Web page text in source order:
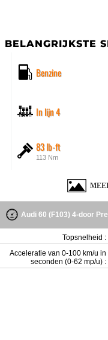
BELANGRIJKSTE
Benzine
In lijn 4
83 lb-ft
113 Nm
Audi 60 (F103) 4-door
Topsnelheid :
Acceleratie van 0-100 km/u in
seconden (0-62 mp/u) :